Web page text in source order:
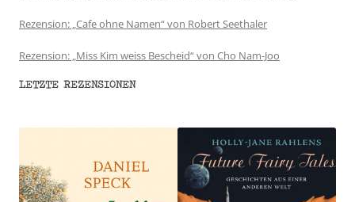
Rezension: „Cafe ohne Namen“ von Robert Seethaler
Rezension: „Miss Kim weiss Bescheid“ von Cho Nam-Joo
LETZTE REZENSIONEN